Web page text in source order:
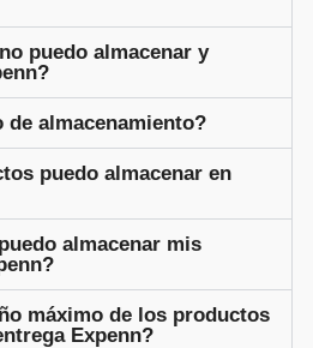
puedo almacenar y
de almacenamiento?
puedo almacenar en
almacenar mis
máximo de los productos
Expenn?